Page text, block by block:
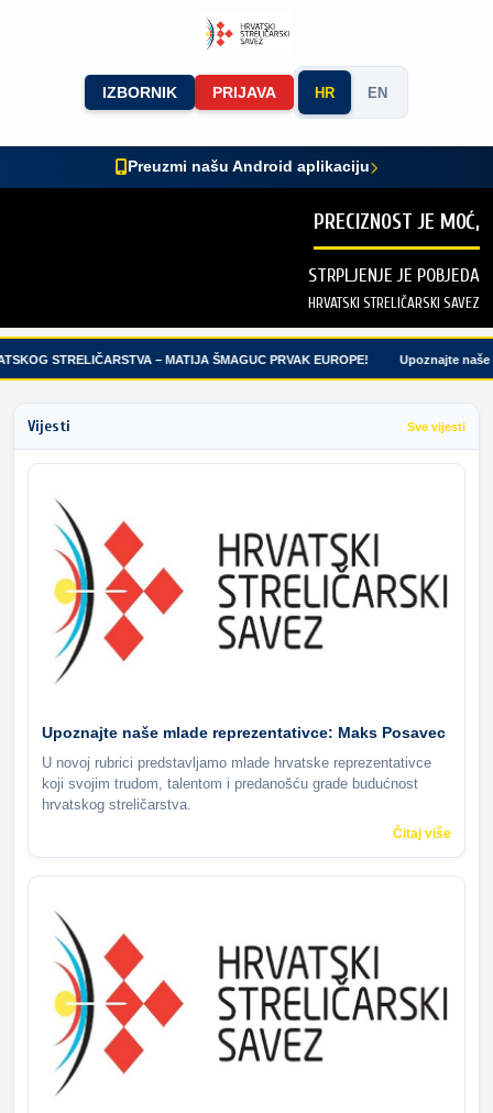
IZBORNIK PRIJAVA HR EN
Preuzmi našu Android aplikaciju
PRECIZNOST JE MOĆ,
STRPLJENJE JE POBJEDA
HRVATSKI STRELIČARSKI SAVEZ
STRELIČARSTVA – MATIJA ŠMAGUC PRVAK EUROPE! Upoznajte naše
Vijesti Sve vijesti
Upoznajte naše mlade reprezentativce: Maks Posavec
U novoj rubrici predstavljamo mlade hrvatske reprezentativce
koji svojim trudom, talentom i predanošću grade budućnost
hrvatskog streličarstva.
Čitaj više